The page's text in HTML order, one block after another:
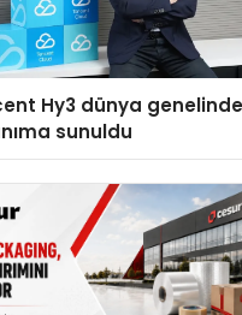
Hy3 dünya
sunuldu